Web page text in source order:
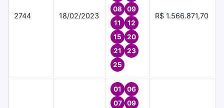
2744 18/02/2023
08
09
11
12
15
20
21
23
25
R$ 1.566.871,70
01
06
07
09